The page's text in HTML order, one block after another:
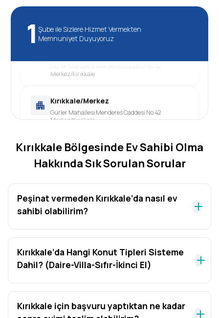
1Şube ile Sizlere Hizmet Vermekten
Memnuniyet Duyuyoruz
Gürler Mahallesi Menderes Caddesi No:42
Merkez/Kırıkkale
Kırıkkale/Merkez
Gürler Mahallesi Menderes Caddesi No:42
Merkez/Kırıkkale
Kırıkkale Bölgesinde Ev Sahibi Olma
Hakkında Sık Sorulan Sorular
Peşinat vermeden Kırıkkale’da nasıl ev
sahibi olabilirim?
Kırıkkale’da Hangi Konut Tipleri Sisteme
Dahil? (Daire-Villa-Sıfır-İkinci El)
Kırıkkale için başvuru yaptıktan ne kadar